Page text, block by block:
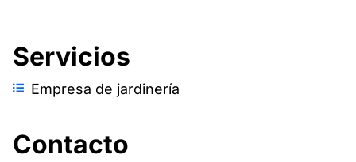
Servicios
Empresa de jardinería
Contacto